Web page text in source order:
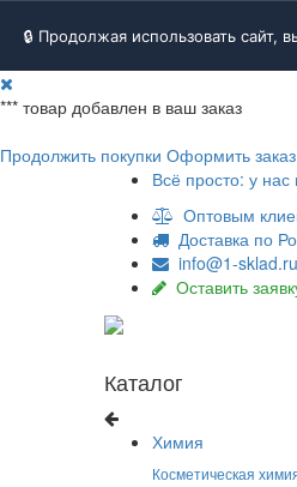
🔒 Продолжая использовать сайт,
*** товар добавлен в ваш заказ
Продолжить покупки Оформить заказ
Всё просто: у
Оптовым
Доставка по
info@1-sklad.ru
Оставить
Каталог
Химия
Косметическая